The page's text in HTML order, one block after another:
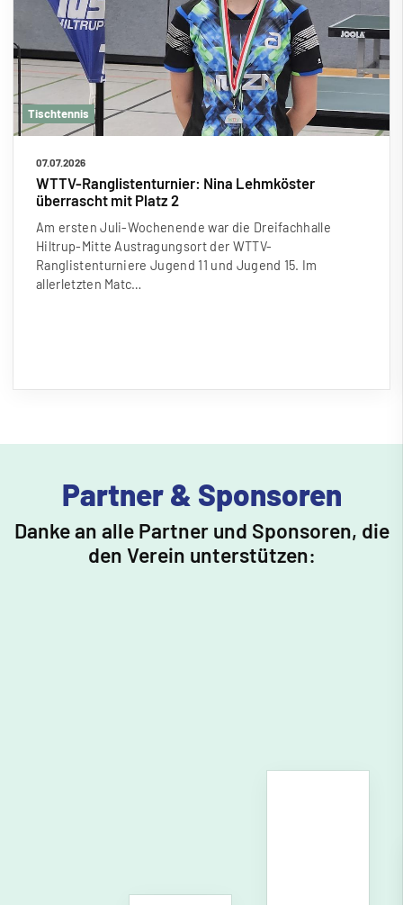
Tischtennis
07.07.2026
WTTV-Ranglistenturnier: Nina Lehmköster
überrascht mit Platz 2
Am ersten Juli-Wochenende war die Dreifachhalle
Hiltrup-Mitte Austragungsort der WTTV-
Ranglistenturniere Jugend 11 und Jugend 15. Im
allerletzten Matc…
Partner & Sponsoren
Danke an alle Partner und Sponsoren, die
den Verein unterstützen: